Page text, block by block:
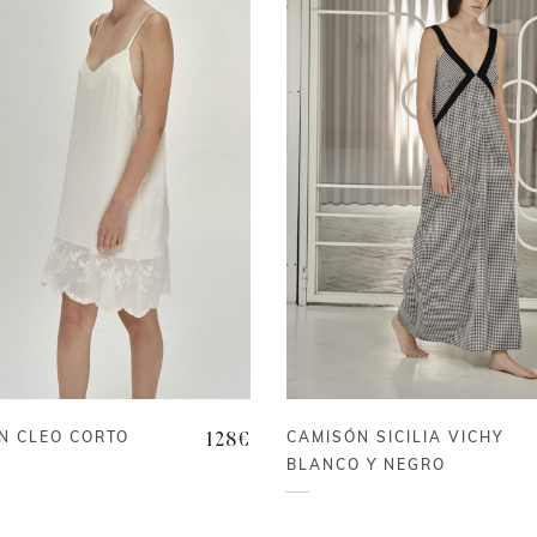
CLEO CORTO 128€
CAMISÓN SICILIA VICHY
BLANCO Y NEGRO